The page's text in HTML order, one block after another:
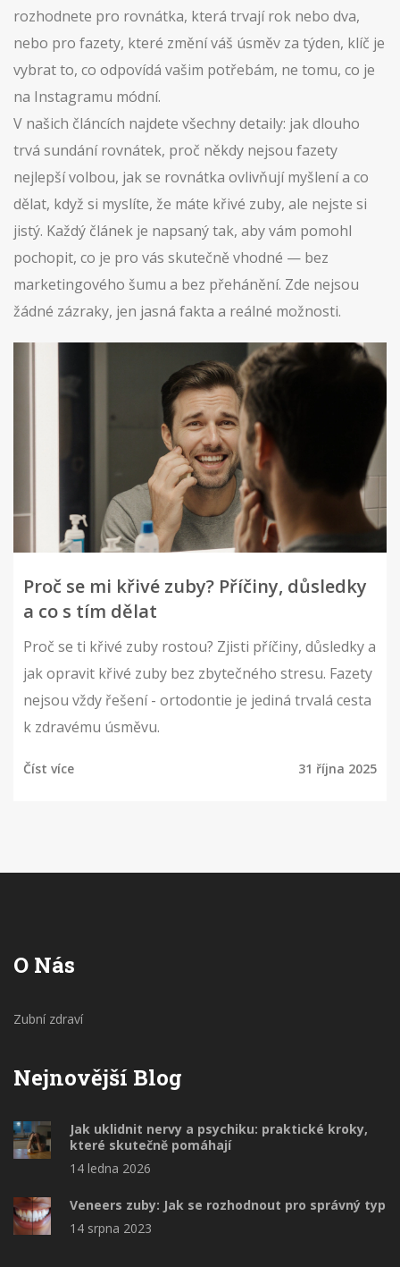
rozhodnete pro rovnátka, která trvají rok nebo dva,
nebo pro fazety, které změní váš úsměv za týden, klíč je
vybrat to, co odpovídá vašim potřebám, ne tomu, co je
na Instagramu módní.
V našich článcích najdete všechny detaily: jak dlouho
trvá sundání rovnátek, proč někdy nejsou fazety
nejlepší volbou, jak se rovnátka ovlivňují myšlení a co
dělat, když si myslíte, že máte křivé zuby, ale nejste si
jistý. Každý článek je napsaný tak, aby vám pomohl
pochopit, co je pro vás skutečně vhodné — bez
marketingového šumu a bez přehánění. Zde nejsou
žádné zázraky, jen jasná fakta a reálné možnosti.
Proč se mi křivé zuby? Příčiny, důsledky
a co s tím dělat
Proč se ti křivé zuby rostou? Zjisti příčiny, důsledky a
jak opravit křivé zuby bez zbytečného stresu. Fazety
nejsou vždy řešení - ortodontie je jediná trvalá cesta
k zdravému úsměvu.
Číst více 31 října 2025
O Nás
Zubní zdraví
Nejnovější Blog
Jak uklidnit nervy a psychiku: praktické kroky,
které skutečně pomáhají
14 ledna 2026
Veneers zuby: Jak se rozhodnout pro správný typ
14 srpna 2023